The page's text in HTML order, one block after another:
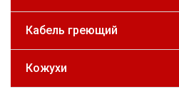
Кабель греющий
Кожухи